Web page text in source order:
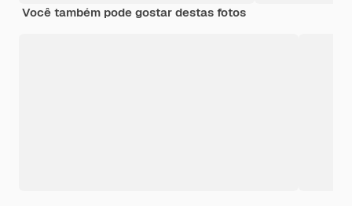
Você também pode gostar destas fotos